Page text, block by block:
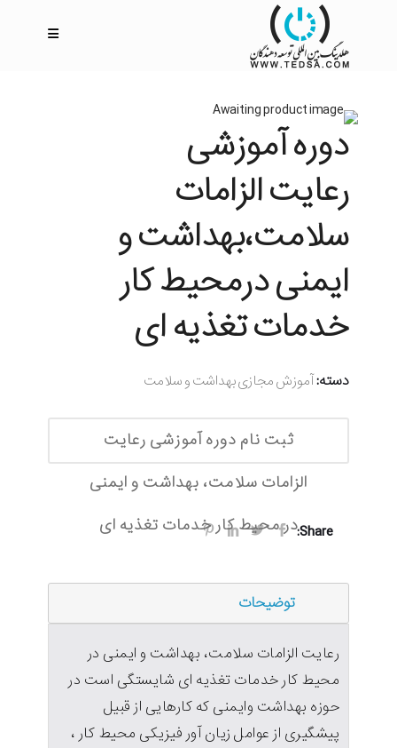
دوره آموزشی
رعایت الزامات
سلامت،بهداشت و
ایمنی درمحیط کار
خدمات تغذیه ای
دسته:آموزش مجازی بهداشت و سلامت
ثبت نام دوره آموزشی رعایت
الزامات سلامت، بهداشت و ایمنی
در محیط کار خدمات تغذیه ایShare:
توضیحات
رعایت الزامات سلامت، بهداشت و ایمنی در
محیط کار خدمات تغذیه ای شایستگی است در
حوزه بهداشت وایمنی که کارهایی از قبیل
پیشگیری از عوامل زیان آور فیزیکی محیط کار ،